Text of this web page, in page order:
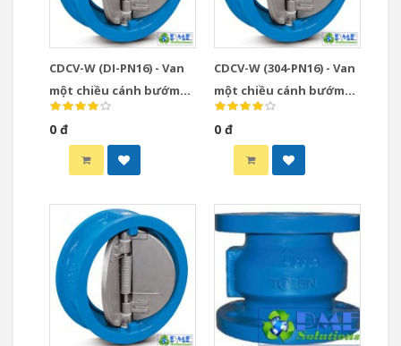
CDCV-W (DI-PN16) - Van
một chiều cánh bướm
PN16 thân gang xám đĩa
gang dẻo
0 đ
CDCV-W (304-PN16) - Van
một chiều cánh bướm
gang xám đĩa inox 304
0 đ